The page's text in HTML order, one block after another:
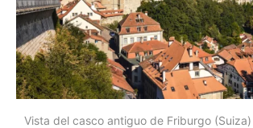
Vista del casco antiguo de Friburgo